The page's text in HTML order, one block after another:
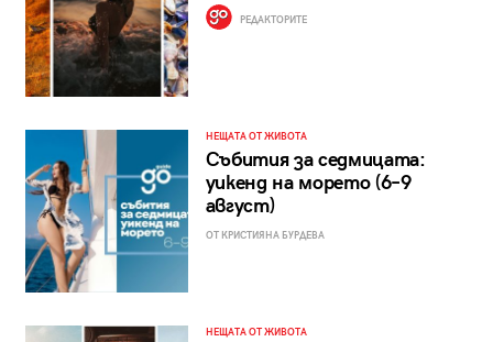
РЕДАКТОРИТЕ
НЕЩАТА ОТ ЖИВОТА
Събития за седмицата:
уикенд на морето (6–9
август)
ОТ КРИСТИЯНА БУРДЕВА
НЕЩАТА ОТ ЖИВОТА